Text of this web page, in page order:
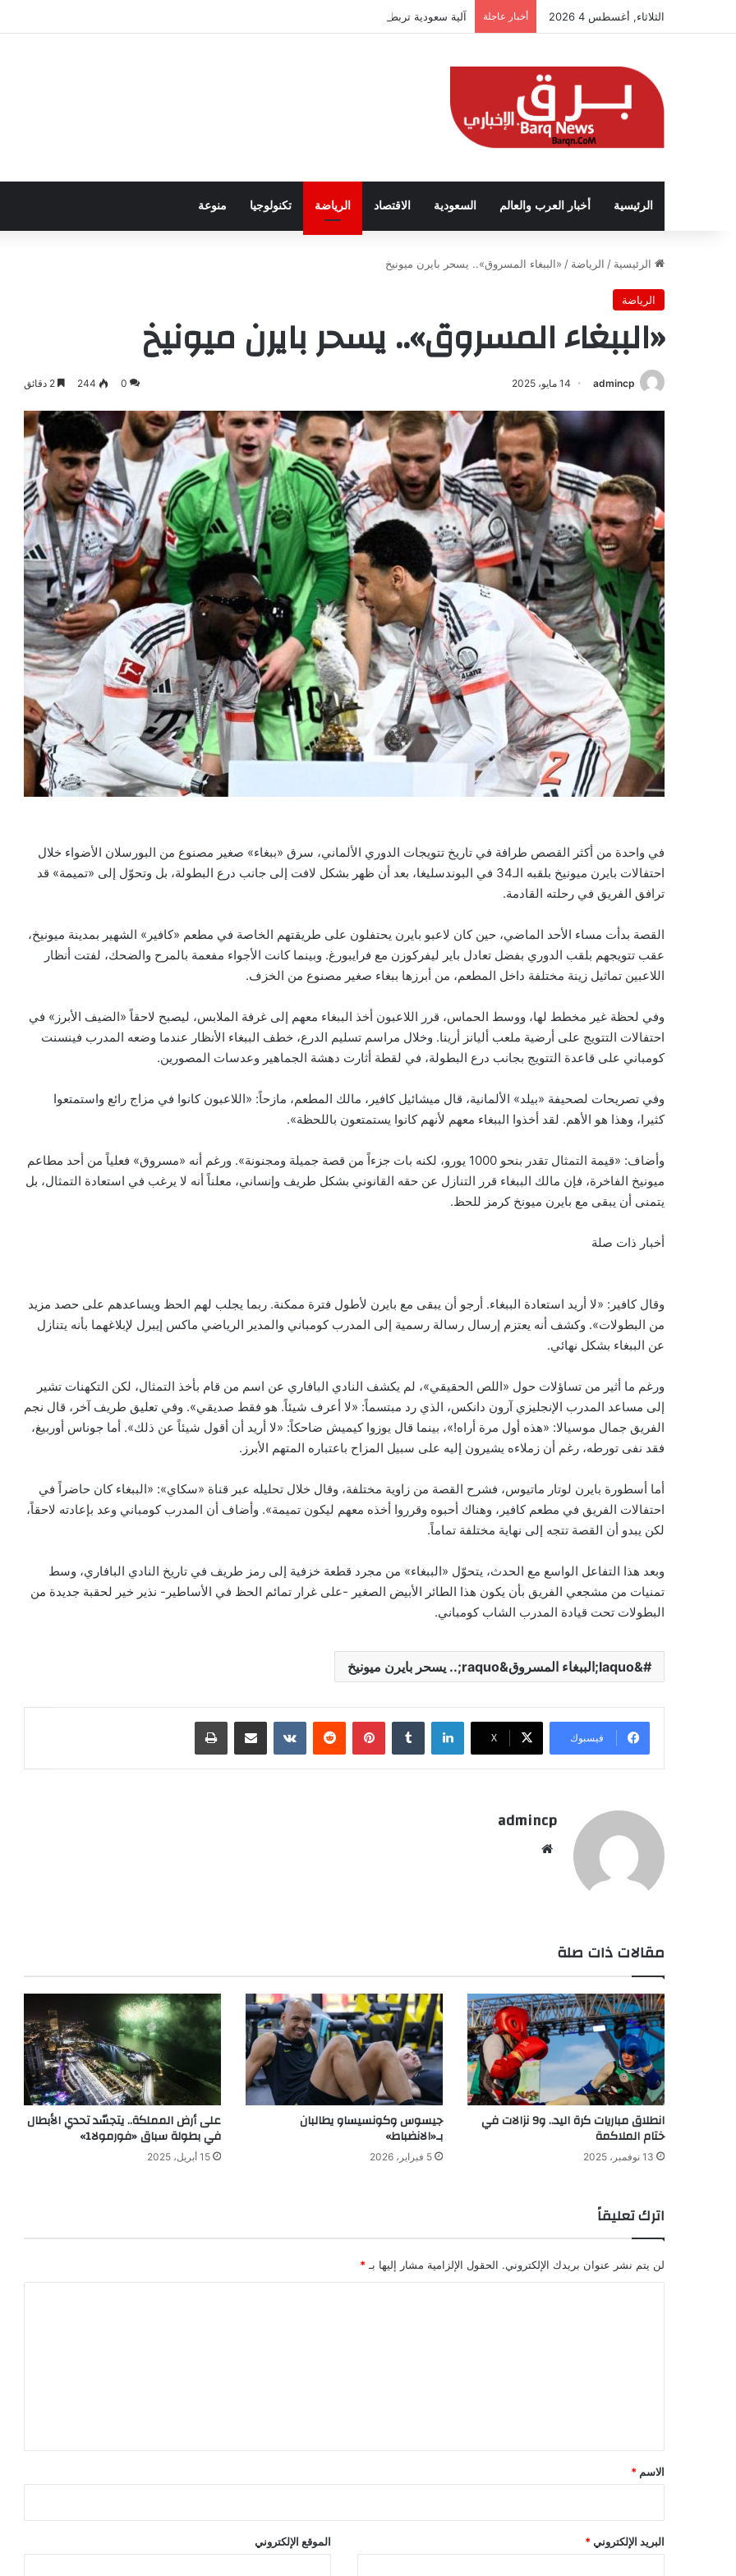
الثلاثاء, أغسطس 4 2026 أخبار عاجلة آلية سعودية تربط الحضور باجتياز الدورات
الرئيسية أخبار العرب والعالم السعودية الاقتصاد الرياضة تكنولوجيا منوعة
الرئيسية / الرياضة / «الببغاء المسروق».. يسحر بايرن ميونيخ
الرياضة
«الببغاء المسروق».. يسحر بايرن ميونيخ
admincp 14 مايو، 2025 0
244
في واحدة من أكثر القصص طرافة في تاريخ تتويجات الدوري الألماني، سرق «ببغاء» صغير مصنوع من البورسلان الأضواء خلال
احتفالات بايرن ميونيخ بلقبه الـ34 في البوندسليغا، بعد أن ظهر بشكل لافت إلى جانب درع البطولة، بل وتحوّل إلى «تميمة» قد
ترافق الفريق في رحلته القادمة.
القصة بدأت مساء الأحد الماضي، حين كان لاعبو بايرن يحتفلون على طريقتهم الخاصة في مطعم «كافير» الشهير بمدينة ميونيخ،
عقب تتويجهم بلقب الدوري بفضل تعادل باير ليفركوزن مع فرايبورغ. وبينما كانت الأجواء مفعمة بالمرح والضحك، لفتت أنظار
اللاعبين تماثيل زينة مختلفة داخل المطعم، من أبرزها ببغاء صغير مصنوع من الخزف.
وفي لحظة غير مخطط لها، ووسط الحماس، قرر اللاعبون أخذ الببغاء معهم إلى غرفة الملابس، ليصبح لاحقاً «الضيف الأبرز» في
احتفالات التتويج على أرضية ملعب أليانز أرينا. وخلال مراسم تسليم الدرع، خطف الببغاء الأنظار عندما وضعه المدرب فينسنت
كومباني على قاعدة التتويج بجانب درع البطولة، في لقطة أثارت دهشة الجماهير وعدسات المصورين.
وفي تصريحات لصحيفة «بيلد» الألمانية، قال ميشائيل كافير، مالك المطعم، مازحاً: «اللاعبون كانوا في مزاج رائع واستمتعوا
كثيرا، وهذا هو الأهم. لقد أخذوا الببغاء معهم لأنهم كانوا يستمتعون باللحظة».
وأضاف: «قيمة التمثال تقدر بنحو 1000 يورو، لكنه بات جزءاً من قصة جميلة ومجنونة». ورغم أنه «مسروق» فعلياً من أحد مطاعم
ميونيخ الفاخرة، فإن مالك الببغاء قرر التنازل عن حقه القانوني بشكل طريف وإنساني، معلناً أنه لا يرغب في استعادة التمثال، بل
يتمنى أن يبقى مع بايرن ميونخ كرمز للحظ.
أخبار ذات صلة
وقال كافير: «لا أريد استعادة الببغاء. أرجو أن يبقى مع بايرن لأطول فترة ممكنة. ربما يجلب لهم الحظ ويساعدهم على حصد مزيد
من البطولات». وكشف أنه يعتزم إرسال رسالة رسمية إلى المدرب كومباني والمدير الرياضي ماكس إيبرل لإبلاغهما بأنه يتنازل
عن الببغاء بشكل نهائي.
ورغم ما أثير من تساؤلات حول «اللص الحقيقي»، لم يكشف النادي البافاري عن اسم من قام بأخذ التمثال، لكن التكهنات تشير
إلى مساعد المدرب الإنجليزي آرون دانكس، الذي رد مبتسماً: «لا أعرف شيئاً. هو فقط صديقي». وفي تعليق طريف آخر، قال نجم
الفريق جمال موسيالا: «هذه أول مرة أراه!»، بينما قال يوزوا كيميش ضاحكاً: «لا أريد أن أقول شيئاً عن ذلك». أما جوناس أوربيغ،
فقد نفى تورطه، رغم أن زملاءه يشيرون إليه على سبيل المزاح باعتباره المتهم الأبرز.
أما أسطورة بايرن لوتار ماتيوس، فشرح القصة من زاوية مختلفة، وقال خلال تحليله عبر قناة «سكاي»: «الببغاء كان حاضراً في
احتفالات الفريق في مطعم كافير، وهناك أحبوه وقرروا أخذه معهم ليكون تميمة». وأضاف أن المدرب كومباني وعد بإعادته لاحقاً،
لكن يبدو أن القصة تتجه إلى نهاية مختلفة تماماً.
وبعد هذا التفاعل الواسع مع الحدث، يتحوّل «الببغاء» من مجرد قطعة خزفية إلى رمز طريف في تاريخ النادي البافاري، وسط
تمنيات من مشجعي الفريق بأن يكون هذا الطائر الأبيض الصغير -على غرار تمائم الحظ في الأساطير- نذير خير لحقبة جديدة من
البطولات تحت قيادة المدرب الشاب كومباني.
&laquo;الببغاء المسروق&raquo;.. يسحر بايرن ميونيخ
فيسبوك ‫X
لينكدإن بينتيريست
admincp
مقالات ذات صلة
انطلاق مباريات كرة اليد.. و9 نزالات في
ختام الملاكمة
13 نوفمبر، 2025
جيسوس وكونسيساو يطالبان
بـ«الانضباط»
5 فبراير، 2026
على أرض المملكة.. يتجسّد تحدي الأبطال
في بطولة سباق «فورمولا1»
15 أبريل، 2025
اترك تعليقاً
لن يتم نشر عنوان بريدك الإلكتروني. الحقول الإلزامية مشار إليها بـ *
*
الاسم *
البريد الإلكتروني * الموقع الإلكتروني